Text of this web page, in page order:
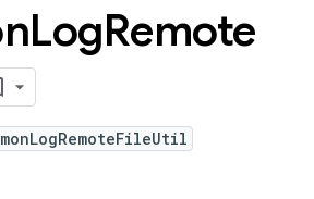
LogRemote